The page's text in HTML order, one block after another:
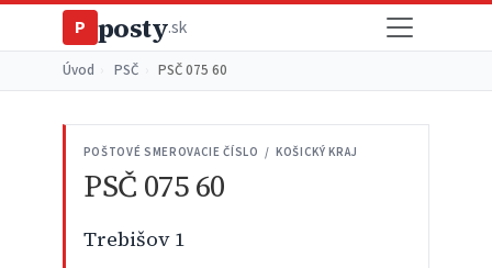
P posty.sk
Úvod PSČ PSČ 075 60
POŠTOVÉ SMEROVACIE ČÍSLO / KOŠICKÝ KRAJ
PSČ 075 60
Trebišov 1